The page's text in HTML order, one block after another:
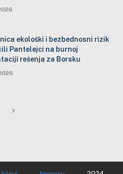
ekološki i bezbednosni rizik
Pantelejci na burnoj
rešenja za Borsku
Next